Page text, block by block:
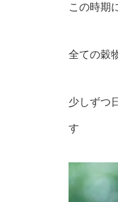
この時期
全ての穀
少しずつ
す